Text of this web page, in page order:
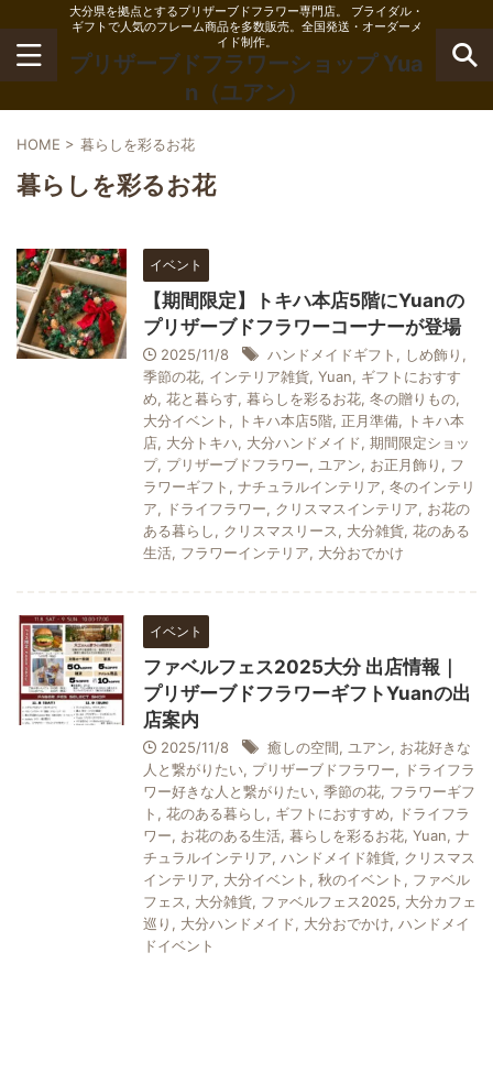
大分県を拠点とするプリザーブドフラワー専門店。 ブライダル・
ギフトで人気のフレーム商品を多数販売。全国発送・オーダーメ
イド制作。
プリザーブドフラワーショップ Yua
n（ユアン）
HOME > 暮らしを彩るお花
暮らしを彩るお花
イベント
【期間限定】トキハ本店5階にYuanの
プリザーブドフラワーコーナーが登場
2025/11/8 ハンドメイドギフト , しめ飾り ,
季節の花, インテリア雑貨, Yuan, ギフトにおすす
め, 花と暮らす, 暮らしを彩るお花, 冬の贈りもの,
大分イベント , トキハ本店5階, 正月準備, トキハ本
店, 大分トキハ, 大分ハンドメイド, 期間限定ショッ
プ, プリザーブドフラワー, ユアン, お正月飾り , フ
ラワーギフト , ナチュラルインテリア, 冬のインテリ
ア, ドライフラワー, クリスマスインテリア, お花の
ある暮らし, クリスマスリース, 大分雑貨, 花のある
生活, フラワーインテリア, 大分おでかけ
イベント
ファベルフェス2025大分 出店情報｜
プリザーブドフラワーギフトYuanの出
店案内
2025/11/8 癒しの空間, ユアン, お花好きな
人と繋がりたい, プリザーブドフラワー, ドライフラ
ワー好きな人と繋がりたい, 季節の花, フラワーギフ
ト , 花のある暮らし, ギフトにおすすめ, ドライフラ
ワー, お花のある生活, 暮らしを彩るお花, Yuan, ナ
チュラルインテリア, ハンドメイド雑貨, クリスマス
インテリア, 大分イベント , 秋のイベント , ファベル
フェス, 大分雑貨, ファベルフェス2025, 大分カフェ
巡り , 大分ハンドメイド, 大分おでかけ, ハンドメイ
ドイベント